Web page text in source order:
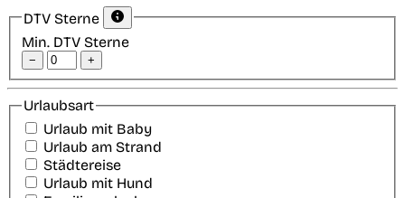
DTV Sterne
Min. DTV Sterne
− +
Urlaubsart
Urlaub mit Baby
Urlaub am Strand
Städtereise
Urlaub mit Hund